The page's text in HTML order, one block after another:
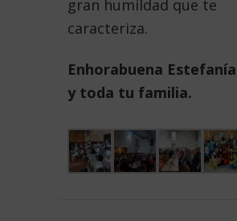
gran humildad que te
caracteriza.
Enhorabuena
y toda tu familia.